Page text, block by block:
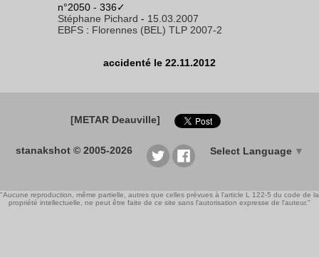
n°2050 - 336✓
Stéphane Pichard - 15.03.2007
EBFS : Florennes (BEL) TLP 2007-2
accidenté le 22.11.2012
[METAR Deauville]
stanakshot © 2005-2026 Select Language ▼
"Aucune reproduction, même partielle, autres que celles prévues à l'article L 122-5 du code de la
propriété intellectuelle, ne peut être faite de ce site sans l'autorisation expresse de l'auteur."